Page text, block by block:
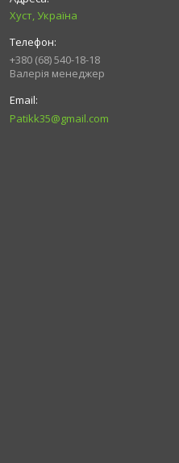
Хуст, Україна
+380 (68) 540-18-18
Валерія менеджер
Patikk35@gmail.com